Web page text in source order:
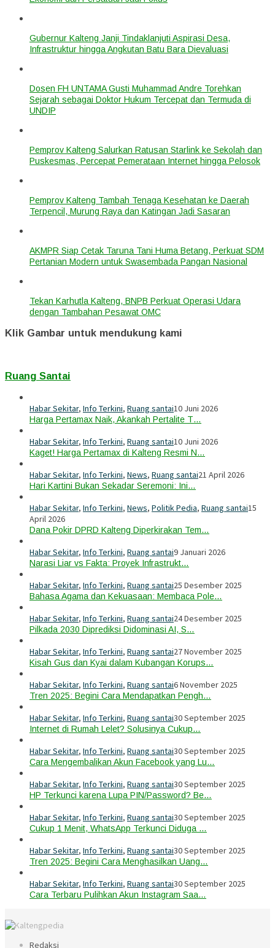
Gubernur Kalteng Janji Tindaklanjuti Aspirasi Desa,
Infrastruktur hingga Angkutan Batu Bara Dievaluasi
Dosen FH UNTAMA Gusti Muhammad Andre Torehkan
Sejarah sebagai Doktor Hukum Tercepat dan Termuda di
UNDIP
Pemprov Kalteng Salurkan Ratusan Starlink ke Sekolah dan
Puskesmas, Percepat Pemerataan Internet hingga Pelosok
Pemprov Kalteng Tambah Tenaga Kesehatan ke Daerah
Terpencil, Murung Raya dan Katingan Jadi Sasaran
AKMPR Siap Cetak Taruna Tani Huma Betang, Perkuat SDM
Pertanian Modern untuk Swasembada Pangan Nasional
Tekan Karhutla Kalteng, BNPB Perkuat Operasi Udara
dengan Tambahan Pesawat OMC
Klik Gambar untuk mendukung kami
Ruang Santai
Habar Sekitar, Info Terkini, Ruang santai10 Juni 2026
Harga Pertamax Naik, Akankah Pertalite T…
Habar Sekitar, Info Terkini, Ruang santai10 Juni 2026
Kaget! Harga Pertamax di Kalteng Resmi N…
Habar Sekitar, Info Terkini, News, Ruang santai21 April 2026
Hari Kartini Bukan Sekadar Seremoni: Ini…
Habar Sekitar, Info Terkini, News, Politik Pedia, Ruang santai15
April 2026
Dana Pokir DPRD Kalteng Diperkirakan Tem…
Habar Sekitar, Info Terkini, Ruang santai9 Januari 2026
Narasi Liar vs Fakta: Proyek Infrastrukt…
Habar Sekitar, Info Terkini, Ruang santai25 Desember 2025
Bahasa Agama dan Kekuasaan: Membaca Pole…
Habar Sekitar, Info Terkini, Ruang santai24 Desember 2025
Pilkada 2030 Diprediksi Didominasi AI, S…
Habar Sekitar, Info Terkini, Ruang santai27 November 2025
Kisah Gus dan Kyai dalam Kubangan Korups…
Habar Sekitar, Info Terkini, Ruang santai6 November 2025
Tren 2025: Begini Cara Mendapatkan Pengh…
Habar Sekitar, Info Terkini, Ruang santai30 September 2025
Internet di Rumah Lelet? Solusinya Cukup…
Habar Sekitar, Info Terkini, Ruang santai30 September 2025
Cara Mengembalikan Akun Facebook yang Lu…
Habar Sekitar, Info Terkini, Ruang santai30 September 2025
HP Terkunci karena Lupa PIN/Password? Be…
Habar Sekitar, Info Terkini, Ruang santai30 September 2025
Cukup 1 Menit, WhatsApp Terkunci Diduga …
Habar Sekitar, Info Terkini, Ruang santai30 September 2025
Tren 2025: Begini Cara Menghasilkan Uang…
Habar Sekitar, Info Terkini, Ruang santai30 September 2025
Cara Terbaru Pulihkan Akun Instagram Saa…
Redaksi